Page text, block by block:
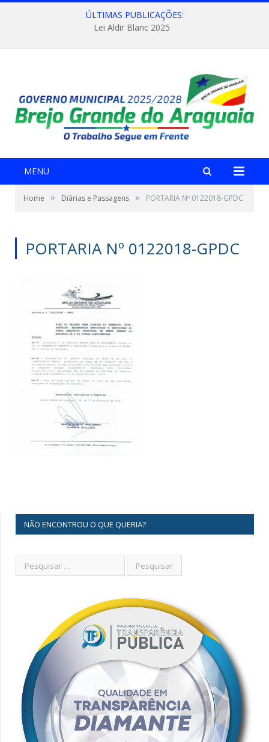
ÚLTIMAS PUBLICAÇÕES:
Lei Aldir Blanc 2025
MENU
Home » Diárias e Passagens » PORTARIA Nº 0122018-GPDC
PORTARIA Nº 0122018-GPDC
NÃO ENCONTROU O QUE QUERIA?